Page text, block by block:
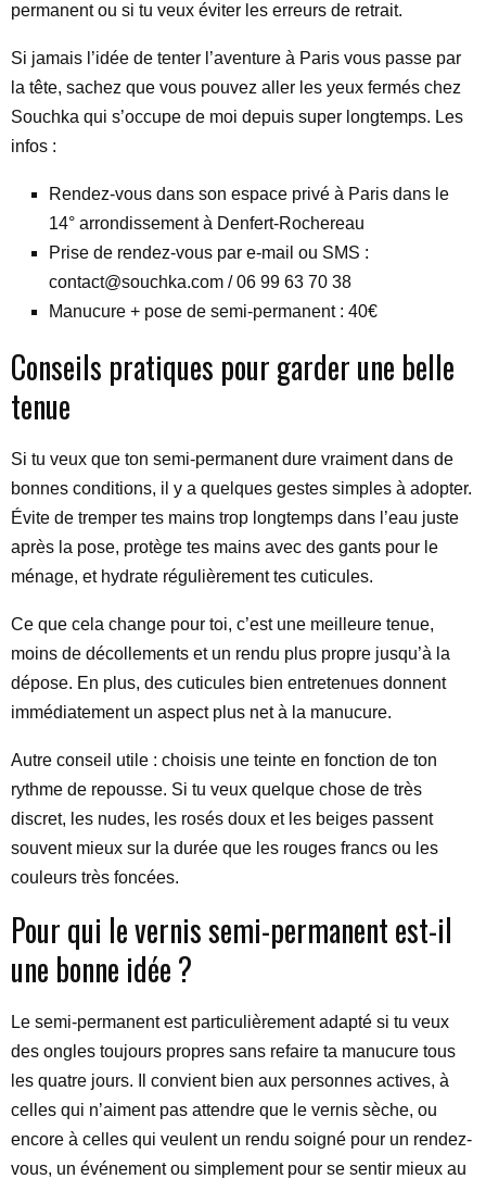
permanent ou si tu veux éviter les erreurs de retrait.
Si jamais l’idée de tenter l’aventure à Paris vous passe par
la tête, sachez que vous pouvez aller les yeux fermés chez
Souchka qui s’occupe de moi depuis super longtemps. Les
infos :
Rendez-vous dans son espace privé à Paris dans le
14° arrondissement à Denfert-Rochereau
Prise de rendez-vous par e-mail ou SMS :
contact@souchka.com / 06 99 63 70 38
Manucure + pose de semi-permanent : 40€
Conseils pratiques pour garder une belle
tenue
Si tu veux que ton semi-permanent dure vraiment dans de
bonnes conditions, il y a quelques gestes simples à adopter.
Évite de tremper tes mains trop longtemps dans l’eau juste
après la pose, protège tes mains avec des gants pour le
ménage, et hydrate régulièrement tes cuticules.
Ce que cela change pour toi, c’est une meilleure tenue,
moins de décollements et un rendu plus propre jusqu’à la
dépose. En plus, des cuticules bien entretenues donnent
immédiatement un aspect plus net à la manucure.
Autre conseil utile : choisis une teinte en fonction de ton
rythme de repousse. Si tu veux quelque chose de très
discret, les nudes, les rosés doux et les beiges passent
souvent mieux sur la durée que les rouges francs ou les
couleurs très foncées.
Pour qui le vernis semi-permanent est-il
une bonne idée ?
Le semi-permanent est particulièrement adapté si tu veux
des ongles toujours propres sans refaire ta manucure tous
les quatre jours. Il convient bien aux personnes actives, à
celles qui n’aiment pas attendre que le vernis sèche, ou
encore à celles qui veulent un rendu soigné pour un rendez-
vous, un événement ou simplement pour se sentir mieux au